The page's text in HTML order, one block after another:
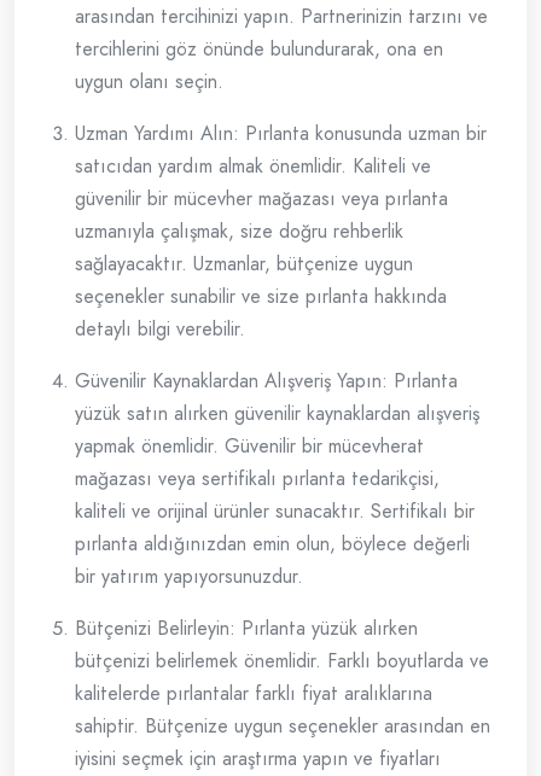
arasından tercihinizi yapın. Partnerinizin tarzını ve
tercihlerini göz önünde bulundurarak, ona en
uygun olanı seçin.
Uzman Yardımı Alın: Pırlanta konusunda uzman bir
satıcıdan yardım almak önemlidir. Kaliteli ve
güvenilir bir mücevher mağazası veya pırlanta
uzmanıyla çalışmak, size doğru rehberlik
sağlayacaktır. Uzmanlar, bütçenize uygun
seçenekler sunabilir ve size pırlanta hakkında
detaylı bilgi verebilir.
Güvenilir Kaynaklardan Alışveriş Yapın: Pırlanta
yüzük satın alırken güvenilir kaynaklardan alışveriş
yapmak önemlidir. Güvenilir bir mücevherat
mağazası veya sertifikalı pırlanta tedarikçisi,
kaliteli ve orijinal ürünler sunacaktır. Sertifikalı bir
pırlanta aldığınızdan emin olun, böylece değerli
bir yatırım yapıyorsunuzdur.
Bütçenizi Belirleyin: Pırlanta yüzük alırken
bütçenizi belirlemek önemlidir. Farklı boyutlarda ve
kalitelerde pırlantalar farklı fiyat aralıklarına
sahiptir. Bütçenize uygun seçenekler arasından en
iyisini seçmek için araştırma yapın ve fiyatları